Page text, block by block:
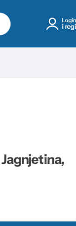
Login
i